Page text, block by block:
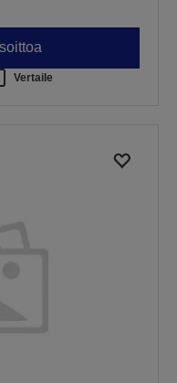
Vertaile